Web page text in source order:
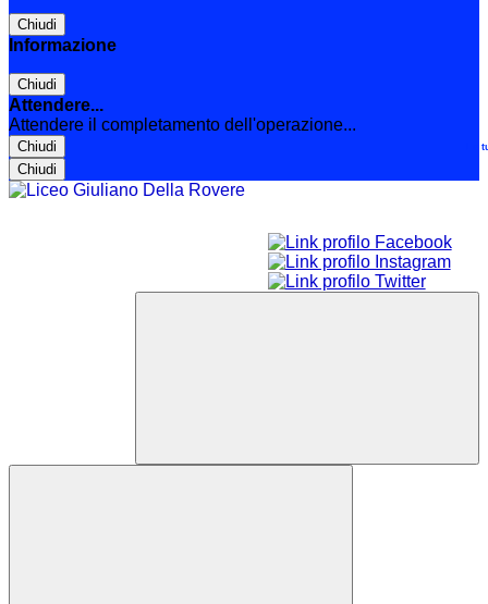
Chiudi
Informazione
Chiudi
Attendere...
Attendere il completamento dell'operazione...
Chiudi
Chiudi
Le